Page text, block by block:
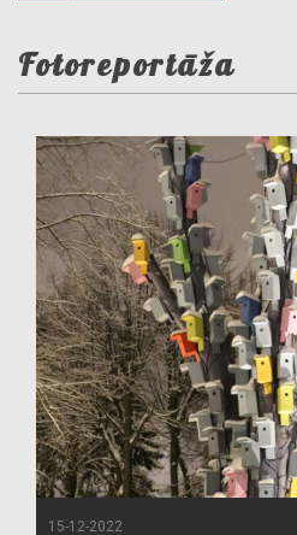
Fotoreportāža
15-12-2022